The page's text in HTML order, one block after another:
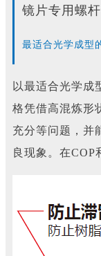
镜片专用螺
最适合光学成型
以最适合光学成
格凭借高混炼形
充分等问题，并
良现象。在COP